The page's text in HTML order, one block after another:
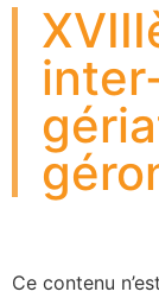
Ce contenu